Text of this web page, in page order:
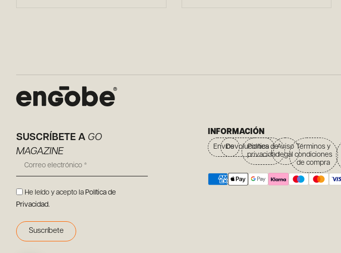
SUSCRÍBETE A GO
MAGAZINE
He leído y acepto la Política de
Privacidad.
Suscríbete
INFORMACIÓN
EnvíosDevoluciones
Política de
privacidad
Aviso
legal
Términos y
condiciones
de compra